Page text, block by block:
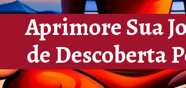
Aprimore Sua
de Descoberta